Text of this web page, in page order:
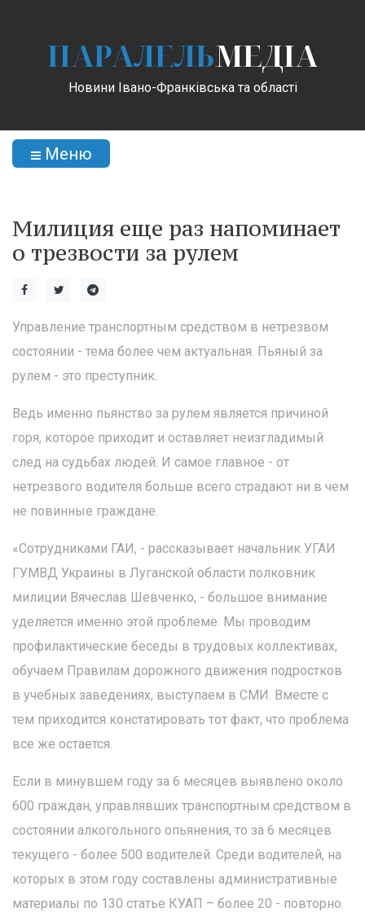
ПАРАЛЕЛЬМЕДІА
Новини Івано-Франківська та області
Меню
Милиция еще раз напоминает
о трезвости за рулем
Управление транспортным средством в нетрезвом
состоянии - тема более чем актуальная. Пьяный за
рулем - это преступник.
Ведь именно пьянство за рулем является причиной
горя, которое приходит и оставляет неизгладимый
след на судьбах людей. И самое главное - от
нетрезвого водителя больше всего страдают ни в чем
не повинные граждане.
«Сотрудниками ГАИ, - рассказывает начальник УГАИ
ГУМВД Украины в Луганской области полковник
милиции Вячеслав Шевченко, - большое внимание
уделяется именно этой проблеме. Мы проводим
профилактические беседы в трудовых коллективах,
обучаем Правилам дорожного движения подростков
в учебных заведениях, выступаем в СМИ. Вместе с
тем приходится констатировать тот факт, что проблема
все же остается.
Если в минувшем году за 6 месяцев выявлено около
600 граждан, управлявших транспортным средством в
состоянии алкогольного опьянения, то за 6 месяцев
текущего - более 500 водителей. Среди водителей, на
которых в этом году составлены административные
материалы по 130 статье КУАП – более 20 - повторно.